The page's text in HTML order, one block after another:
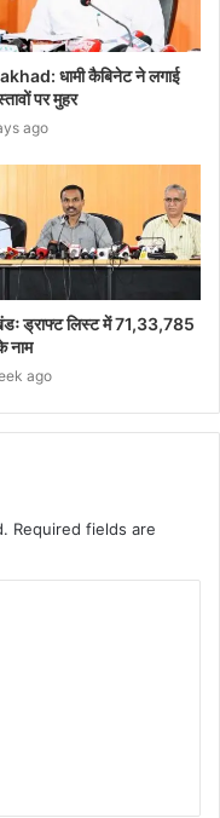
धामी कैबिनेट ने लगाई
पर मुहर
ago
ड्राफ्ट लिस्ट में 71,33,785
नाम
ago
Required fields are